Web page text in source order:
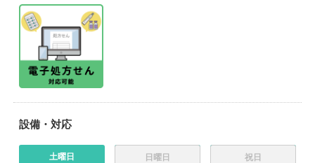
設備・対応
土曜日 日曜日 祝日